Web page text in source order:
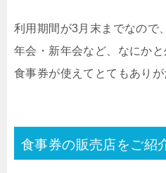
利用期間が3月末までなので
年会・新年会など、なにか
食事券が使えてとてもありが
食事券の販売店をご紹